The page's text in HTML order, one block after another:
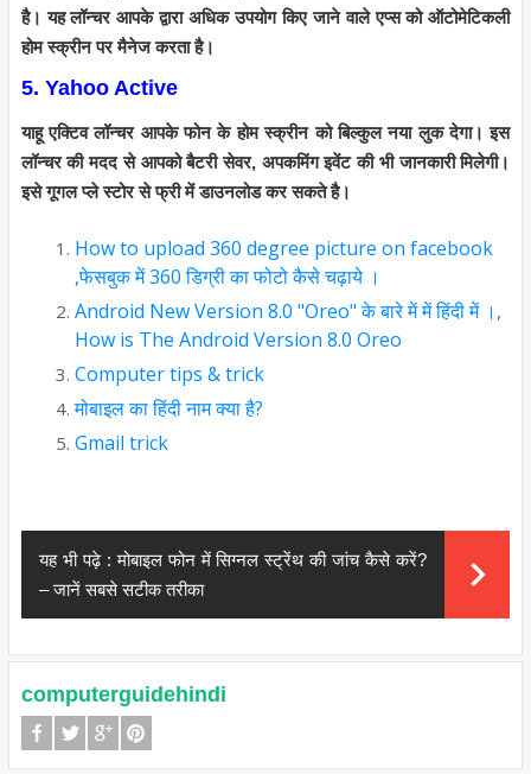
है। यह लॉन्चर आपके द्वारा अधिक उपयोग किए जाने वाले एप्स को ऑटोमेटिकली
होम स्क्रीन पर मैनेज करता है।
5. Yahoo Active
याहू एक्टिव लॉन्चर आपके फोन के होम स्क्रीन को बिल्कुल नया लुक देगा। इस
लॉन्चर की मदद से आपको बैटरी सेवर, अपकमिंग इवेंट की भी जानकारी मिलेगी।
इसे गूगल प्ले स्टोर से फ्री में डाउनलोड कर सकते है।
How to upload 360 degree picture on facebook
,फेसबुक में 360 डिग्री का फोटो कैसे चढ़ाये ।
Android New Version 8.0 "Oreo" के बारे में में हिंदी में ।,
How is The Android Version 8.0 Oreo
Computer tips & trick
मोबाइल का हिंदी नाम क्या है?
Gmail trick
यह भी पढ़े : मोबाइल फोन में सिग्नल स्ट्रेंथ की जांच कैसे करें?
– जानें सबसे सटीक तरीका
computerguidehindi